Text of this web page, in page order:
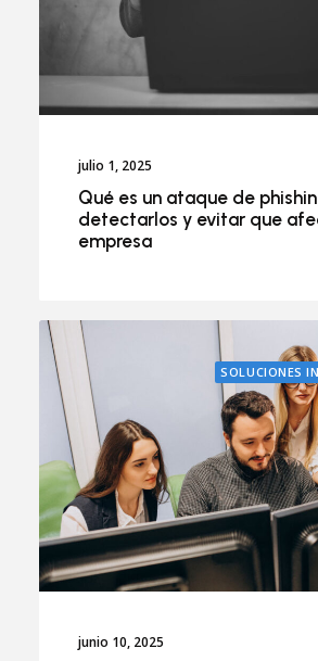
julio 1, 2025
Qué es un ataque de
detectarlos y evitar que
empresa
SOLUCIONES
junio 10, 2025